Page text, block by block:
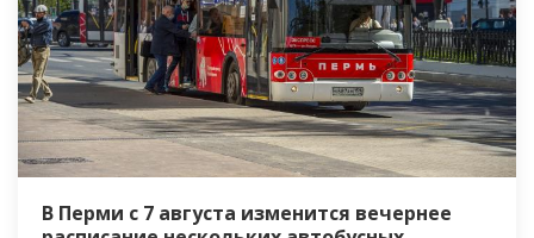
В Перми с 7 августа изменится вечернее